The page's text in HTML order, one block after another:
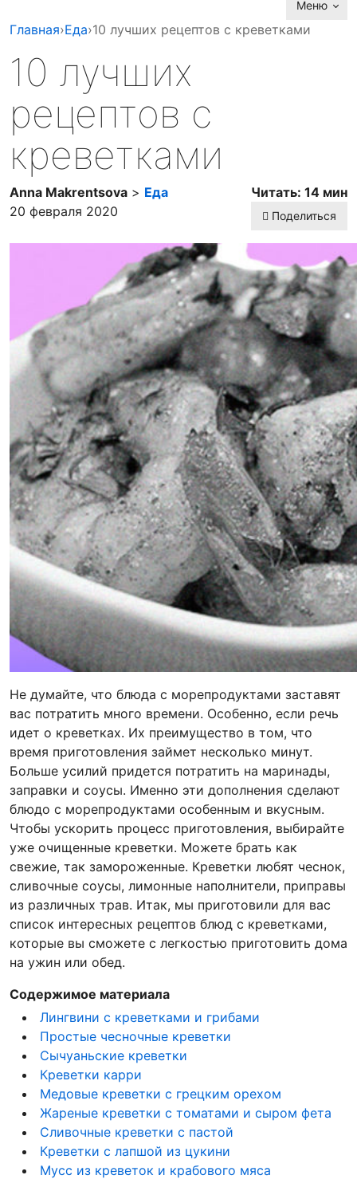
Меню
Главная›Еда›10 лучших рецептов с креветками
10 лучших
рецептов с
креветками
Anna Makrentsova > Еда
20 февраля 2020
Читать: 14 мин
Поделиться
Не думайте, что блюда с морепродуктами заставят
вас потратить много времени. Особенно, если речь
идет о креветках. Их преимущество в том, что
время приготовления займет несколько минут.
Больше усилий придется потратить на маринады,
заправки и соусы. Именно эти дополнения сделают
блюдо с морепродуктами особенным и вкусным.
Чтобы ускорить процесс приготовления, выбирайте
уже очищенные креветки. Можете брать как
свежие, так замороженные. Креветки любят чеснок,
сливочные соусы, лимонные наполнители, приправы
из различных трав. Итак, мы приготовили для вас
список интересных рецептов блюд с креветками,
которые вы сможете с легкостью приготовить дома
на ужин или обед.
Содержимое материала
Лингвини с креветками и грибами
Простые чесночные креветки
Сычуаньские креветки
Креветки карри
Медовые креветки с грецким орехом
Жареные креветки с томатами и сыром фета
Сливочные креветки с пастой
Креветки с лапшой из цукини
Мусс из креветок и крабового мяса